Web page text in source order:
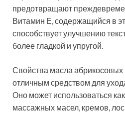
предотвращают
Витамин Е, содержащийся в
способствует улучшению
более гладкой и упругой.
Свойства масла абрикосовых
отличным средством для
Оно может использоваться
массажных масел, кремов,